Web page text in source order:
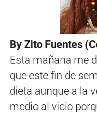
By Zito Fuentes
Esta mañana me
que este fin de
dieta aunque a la
medio al vicio